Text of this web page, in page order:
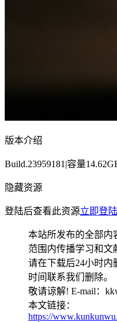
版本介绍
Build.23959181|容量
隐藏资源
登陆后查看此资源立即登陆
本站所发布的全部内
范围内传播学习和文
请在下载后24小时
时间联系我们删除。
敬请谅解! E-mail：
本文链接：
https://